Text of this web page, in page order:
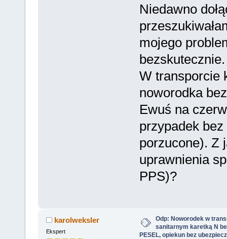
Niedawno
mojego
bezskutecznie.
W transporcie
noworodka
Ewuś na
przypadek
porzucone). Z
uprawnienia
PPS)?
karolweksler
Ekspert
Odp: Noworodek w
sanitarnym karetką N
PESEL, opiekun bez